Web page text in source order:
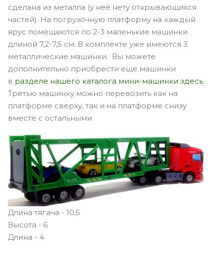
сделана из металла (у неё нету открывающихся
частей). На погрузочную платформу на каждый
ярус помещаются по 2-3 маленькие машинки
длиной 7,2-7,5 см. В комплекте уже имеются 3
металлические машинки. Вы можете
дополнительно приобрести еще машинки
в разделе нашего каталога мини-машинки здесь.
Третью машинку можно перевозить как на
платформе сверху, так и на платформе снизу
вместе с остальными.
Длина тягача - 10,5
Высота - 6
Длина - 4